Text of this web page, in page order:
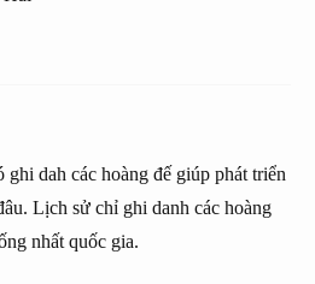
dah các hoàng đế giúp phát triển
Lịch sử chỉ ghi danh các hoàng
nhất quốc gia.